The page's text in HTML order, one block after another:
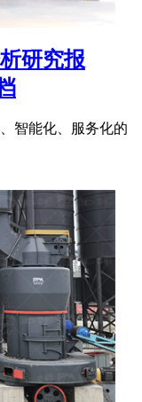
研究报
智能化、服务化的